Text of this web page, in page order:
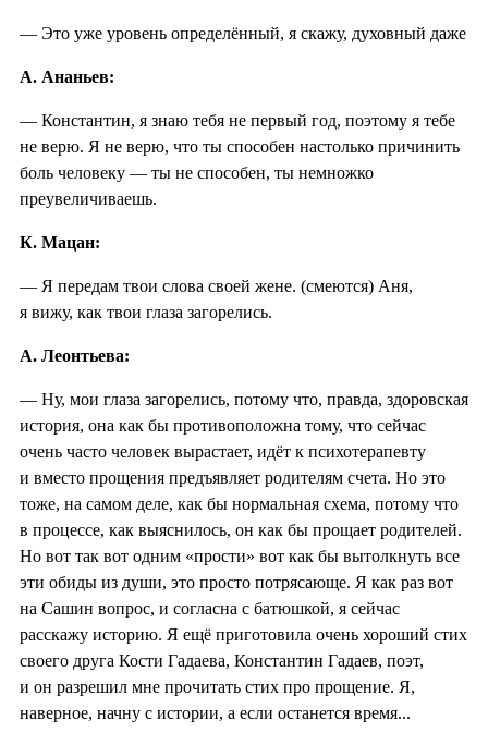
— Это уже уровень определённый, я скажу, духовный даже
А. Ананьев:
— Константин, я знаю тебя не первый год, поэтому я тебе
не верю. Я не верю, что ты способен настолько причинить
боль человеку — ты не способен, ты немножко
преувеличиваешь.
К. Мацан:
— Я передам твои слова своей жене. (смеются) Аня,
я вижу, как твои глаза загорелись.
А. Леонтьева:
— Ну, мои глаза загорелись, потому что, правда, здоровская
история, она как бы противоположна тому, что сейчас
очень часто человек вырастает, идёт к психотерапевту
и вместо прощения предъявляет родителям счета. Но это
тоже, на самом деле, как бы нормальная схема, потому что
в процессе, как выяснилось, он как бы прощает родителей.
Но вот так вот одним «прости» вот как бы вытолкнуть все
эти обиды из души, это просто потрясающе. Я как раз вот
на Сашин вопрос, и согласна с батюшкой, я сейчас
расскажу историю. Я ещё приготовила очень хороший стих
своего друга Кости Гадаева, Константин Гадаев, поэт,
и он разрешил мне прочитать стих про прощение. Я,
наверное, начну с истории, а если останется время...